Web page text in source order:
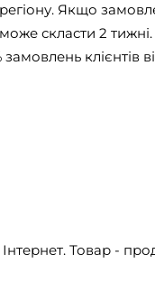
Якщо
скласти 2
клієнтів
Товар -